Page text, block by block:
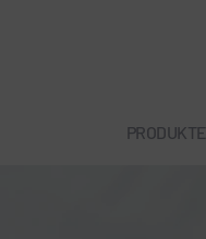
PRODUKTE